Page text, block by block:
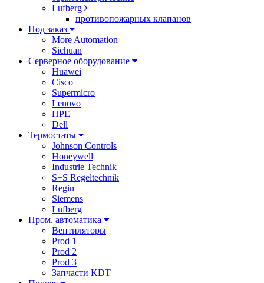
Lufberg
противопожарных клапанов
Под заказ
More Automation
Sichuan
Серверное оборудование
Huawei
Cisco
Supermicro
Lenovo
HPE
Dell
Термостаты
Johnson Controls
Honeywell
Industrie Technik
S+S Regeltechnik
Regin
Siemens
Lufberg
Пром. автоматика
Вентиляторы
Prod 1
Prod 2
Prod 3
Запчасти KDT